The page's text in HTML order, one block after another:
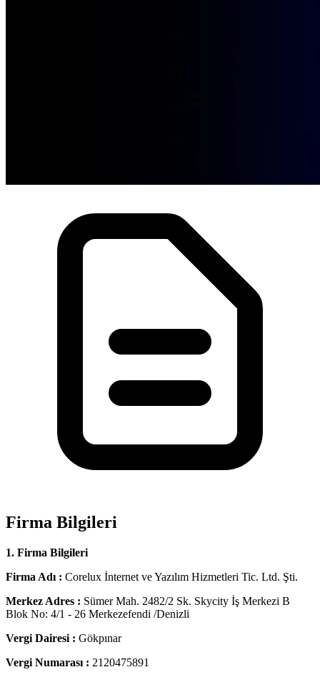
Firma Bilgileri
1. Firma Bilgileri
Firma Adı : Corelux İnternet ve Yazılım Hizmetleri Tic. Ltd. Şti.
Merkez Adres : Sümer Mah. 2482/2 Sk. Skycity İş Merkezi B
Blok No: 4/1 - 26 Merkezefendi /Denizli
Vergi Dairesi : Gökpınar
Vergi Numarası : 2120475891